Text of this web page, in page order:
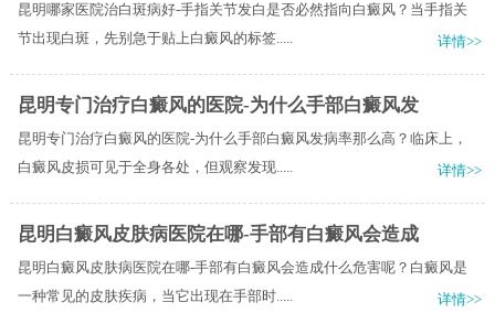
昆明哪家医院治白斑病好-手指关节发白是否必然指向白癜风？当手指关
节出现白斑，先别急于贴上白癜风的标签.....
详情>>
昆明专门治疗白癜风的医院-为什么手部白癜风发
昆明专门治疗白癜风的医院-为什么手部白癜风发病率那么高？临床上，
白癜风皮损可见于全身各处，但观察发现.....
详情>>
昆明白癜风皮肤病医院在哪-手部有白癜风会造成
昆明白癜风皮肤病医院在哪-手部有白癜风会造成什么危害呢？白癜风是
一种常见的皮肤疾病，当它出现在手部时.....
详情>>